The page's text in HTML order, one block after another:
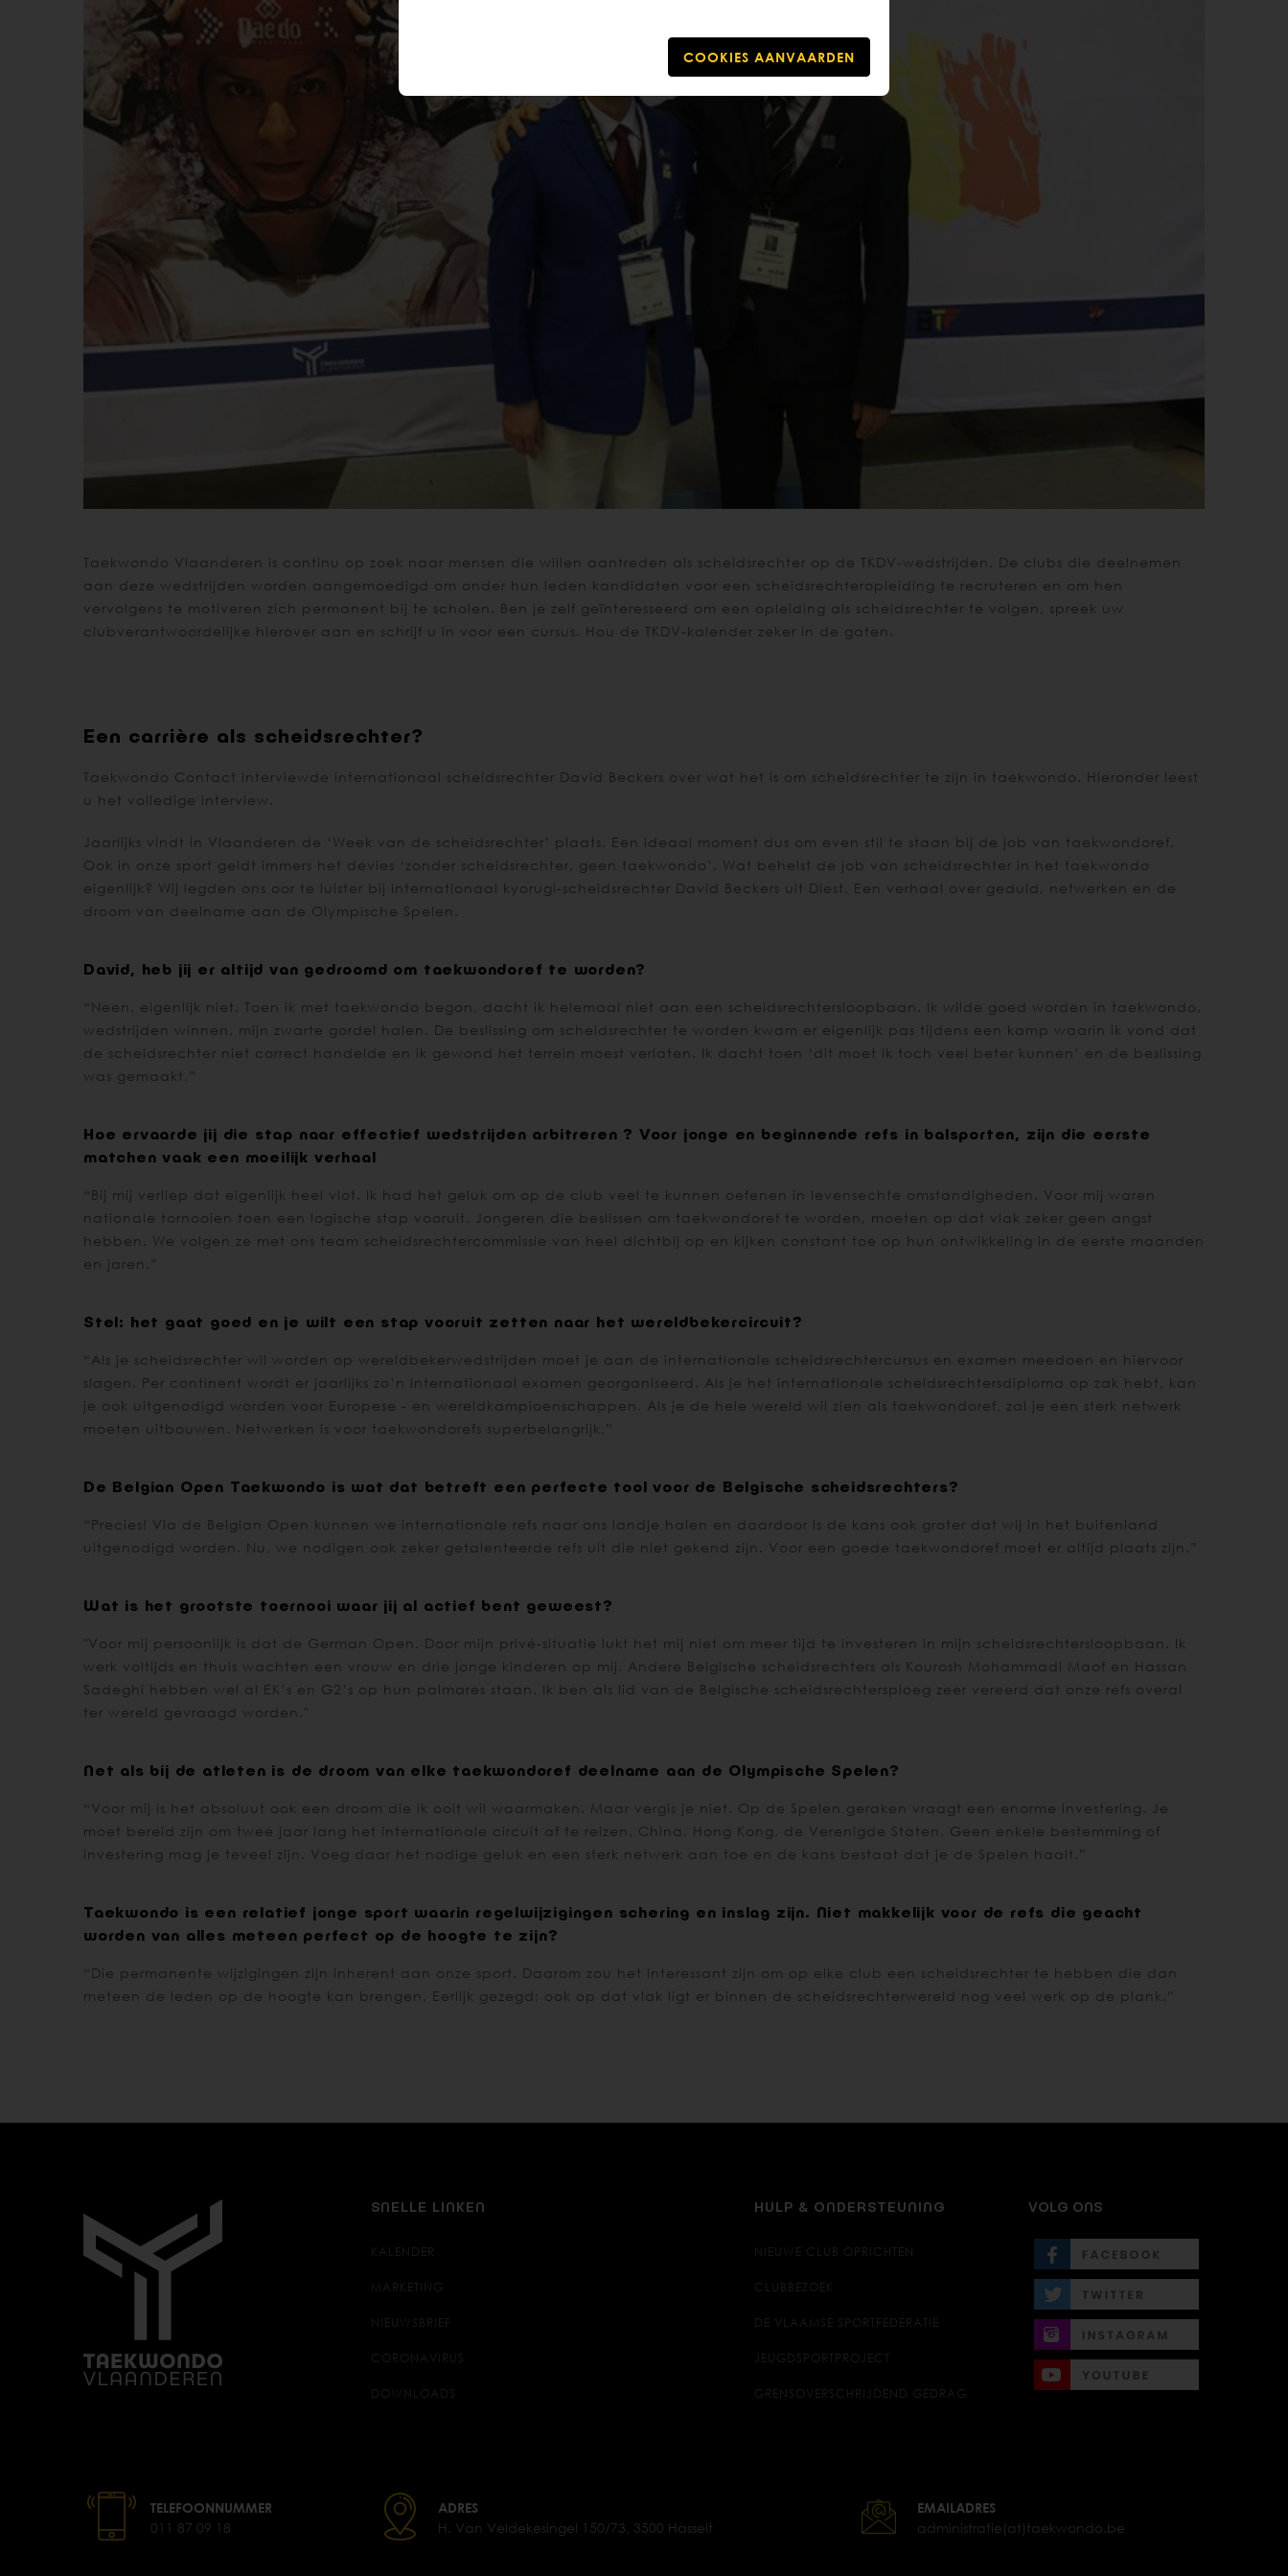
Taekwondo Vlaanderen is continu op zoek naar mensen die willen aantreden als scheidsrechter op de TKDV-wedstrijden. De clubs die deelnemen
aan deze wedstrijden worden aangemoedigd om onder hun leden kandidaten voor een scheidsrechteropleiding te recruteren en om hen
vervolgens te motiveren zich permanent bij te scholen. Ben je zelf geïnteresseerd om een opleiding als scheidsrechter te volgen, spreek uw
clubverantwoordelijke hierover aan en schrijf u in voor een cursus. Hou de TKDV-kalender zeker in de gaten.
Een carrière als scheidsrechter?
Taekwondo Contact interviewde internationaal scheidsrechter David Beckers over wat het is om scheidsrechter te zijn in taekwondo. Hieronder leest
u het volledige interview.
Jaarlijks vindt in Vlaanderen de ‘Week van de scheidsrechter’ plaats. Een ideaal moment dus om even stil te staan bij de job van taekwondoref.
Ook in onze sport geldt immers het devies ‘zonder scheidsrechter, geen taekwondo’. Wat behelst de job van scheidsrechter in het taekwondo
eigenlijk? Wij legden ons oor te luister bij internationaal kyorugi-scheidsrechter David Beckers uit Diest. Een verhaal over geduld, netwerken en de
droom van deelname aan de Olympische Spelen.
David, heb jij er altijd van gedroomd om taekwondoref te worden?
“Neen, eigenlijk niet. Toen ik met taekwondo begon, dacht ik helemaal niet aan een scheidsrechtersloopbaan. Ik wilde goed worden in taekwondo,
wedstrijden winnen, mijn zwarte gordel halen. De beslissing om scheidsrechter te worden kwam er eigenlijk pas tijdens een kamp waarin ik vond dat
de scheidsrechter niet correct handelde en ik gewond het terrein moest verlaten. Ik dacht toen ‘dit moet ik toch veel beter kunnen’ en de beslissing
was gemaakt.”
Hoe ervaarde jij die stap naar effectief wedstrijden arbitreren ? Voor jonge en beginnende refs in balsporten, zijn die eerste
matchen vaak een moeilijk verhaal
“Bij mij verliep dat eigenlijk heel vlot. Ik had het geluk om op de club veel te kunnen oefenen in levensechte omstandigheden. Voor mij waren
nationale tornooien toen een logische stap vooruit. Jongeren die beslissen om taekwondoref te worden, moeten op dat vlak zeker geen angst
hebben. We volgen ze met ons team scheidsrechtercommissie van heel dichtbij op en kijken constant toe op hun ontwikkeling in de eerste maanden
en jaren.”
Stel: het gaat goed en je wilt een stap vooruit zetten naar het wereldbekercircuit?
“Als je scheidsrechter wil worden op wereldbekerwedstrijden moet je aan de internationale scheidsrechtercursus en examen meedoen en hiervoor
slagen. Per continent wordt er jaarlijks zo’n internationaal examen georganiseerd. Als je het internationale scheidsrechtersdiploma op zak hebt, kan
je ook uitgenodigd worden voor Europese - en wereldkampioenschappen. Als je de hele wereld wil zien als taekwondoref, zal je een sterk netwerk
moeten uitbouwen. Netwerken is voor taekwondorefs superbelangrijk.”
De Belgian Open Taekwondo is wat dat betreft een perfecte tool voor de Belgische scheidsrechters?
“Precies! Via de Belgian Open kunnen we internationale refs naar ons landje halen en daardoor is de kans ook groter dat wij in het buitenland
uitgenodigd worden. Nu, we nodigen ook zeker getalenteerde refs uit die niet gekend zijn. Voor een goede taekwondoref moet er altijd plaats zijn.”
Wat is het grootste toernooi waar jij al actief bent geweest?
"Voor mij persoonlijk is dat de German Open. Door mijn privé-situatie lukt het mij niet om meer tijd te investeren in mijn scheidsrechtersloopbaan. Ik
werk voltijds en thuis wachten een vrouw en drie jonge kinderen op mij. Andere Belgische scheidsrechters als Kourosh Mohammadi Maof en Hassan
Sadeghi hebben wel al EK’s en G2’s op hun palmares staan. Ik ben als lid van de Belgische scheidsrechtersploeg zeer vereerd dat onze refs overal
ter wereld gevraagd worden."
Net als bij de atleten is de droom van elke taekwondoref deelname aan de Olympische Spelen?
“Voor mij is het absoluut ook een droom die ik ooit wil waarmaken. Maar vergis je niet. Op de Spelen geraken vraagt een enorme investering. Je
moet bereid zijn om twee jaar lang het internationale circuit af te reizen. China, Hong Kong, de Verenigde Staten. Geen enkele bestemming of
investering mag je teveel zijn. Voeg daar het nodige geluk en een sterk netwerk aan toe en de kans bestaat dat je de Spelen haalt.”
Taekwondo is een relatief jonge sport waarin regelwijzigingen schering en inslag zijn. Niet makkelijk voor de refs die geacht
worden van alles meteen perfect op de hoogte te zijn?
“Die permanente wijzigingen zijn inherent aan onze sport. Daarom zou het interessant zijn om op elke club een scheidsrechter te hebben die dan
meteen de leden op de hoogte kan brengen. Eerlijk gezegd: ook op dat vlak ligt er binnen de scheidsrechterwereld nog veel werk op de plank.”
SNELLE LINKEN
KALENDER
MARKETING
NIEUWSBRIEF
CORONAVIRUS
DOWNLOADS
HULP & ONDERSTEUNING
NIEUWE CLUB OPRICHTEN
CLUBBEZOEK
DE VLAAMSE SPORTFEDERATIE
JEUGDSPORTPROJECT
GRENSOVERSCHRIJDEND GEDRAG
VOLG ONS
TELEFOONNUMMER
011 87 09 18
ADRES
H. Van Veldekesingel 150/73, 3500 Hasselt
EMAILADRES
administratie(at)taekwondo.be